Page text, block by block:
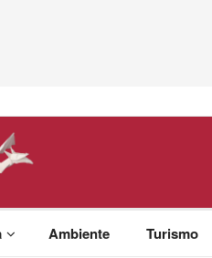
Ambiente Turismo